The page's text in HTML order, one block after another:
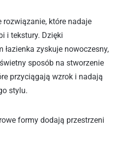
rozwiązanie, które nadaje
i tekstury. Dzięki
zyskuje nowoczesny,
sposób na stworzenie
przyciągają wzrok i nadają
stylu.
formy dodają przestrzeni